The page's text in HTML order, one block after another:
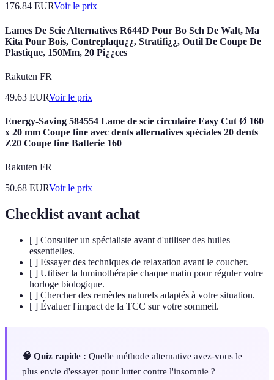
176.84 EURVoir le prix
Lames De Scie Alternatives R644D Pour Bo Sch De Walt, Ma
Kita Pour Bois, Contreplaqu¿¿, Stratifi¿¿, Outil De Coupe De
Plastique, 150Mm, 20 Pi¿¿ces
Rakuten FR
49.63 EURVoir le prix
Energy-Saving 584554 Lame de scie circulaire Easy Cut Ø 160
x 20 mm Coupe fine avec dents alternatives spéciales 20 dents
Z20 Coupe fine Batterie 160
Rakuten FR
50.68 EURVoir le prix
Checklist avant achat
[ ] Consulter un spécialiste avant d'utiliser des huiles
essentielles.
[ ] Essayer des techniques de relaxation avant le coucher.
[ ] Utiliser la luminothérapie chaque matin pour réguler votre
horloge biologique.
[ ] Chercher des remèdes naturels adaptés à votre situation.
[ ] Évaluer l'impact de la TCC sur votre sommeil.
🧠 Quiz rapide : Quelle méthode alternative avez-vous le
plus envie d'essayer pour lutter contre l'insomnie ?